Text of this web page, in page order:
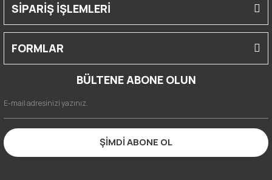
SİPARİŞ İŞLEMLERİ
FORMLAR
BÜLTENE ABONE OLUN
ŞİMDİ ABONE OL